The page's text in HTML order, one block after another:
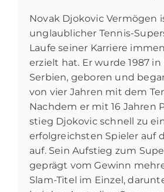
Novak Djokovic Vermögen
unglaublicher Tennis-
Laufe seiner Karriere
erzielt hat. Er wurde 1987 in
Serbien, geboren und
von vier Jahren mit dem
Nachdem er mit 16 Jahren
stieg Djokovic schnell zu
erfolgreichsten Spieler auf
auf. Sein Aufstieg zum
geprägt vom Gewinn
Slam-Titel im Einzel,